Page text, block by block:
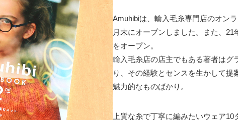
Amuhibiは、輸入毛糸専門店のオン
月末にオープンしました。また、
をオープン。
輸入毛糸店の店主でもある著者はグ
り、その経験とセンスを生かして提
魅力的なものばかり。
上質な糸で丁寧に編みたいウェア